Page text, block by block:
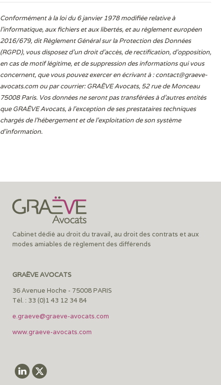
Conformément à la loi du 6 janvier 1978 modifiée relative à
l'informatique, aux fichiers et aux libertés, et au règlement européen
2016/679, dit Règlement Général sur la Protection des Données
(RGPD), vous disposez d’un droit d’accès, de rectification, d’opposition,
en cas de motif légitime, et de suppression des informations qui vous
concernent, que vous pouvez exercer en écrivant à :contact@graeve-
avocats.com ou par courrier: GRAËVE Avocats, 52 rue de Monceau
75008 Paris. Vos données ne seront pas transférées à d’autres entités
que GRAËVE Avocats, à l’exception de ses prestataires techniques
chargés de l’hébergement et de l’exploitation de son système
d’information.
Cabinet dédié au droit du travail, au droit des contrats et aux
modes amiables de règlement des différends
GRAËVE AVOCATS
36 Avenue Hoche - 75008 PARIS
Tél. : 33 (0)1 43 12 34 84
e.graeve@graeve-avocats.com
www.graeve-avocats.com